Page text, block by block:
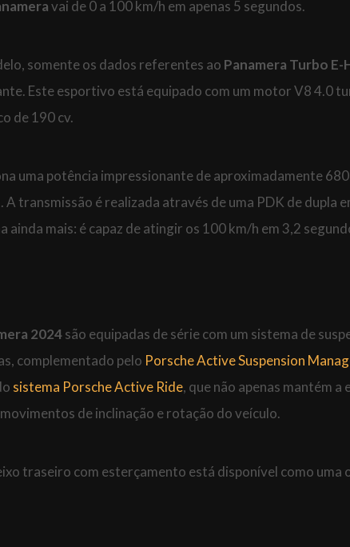
vai de 0 a 100 km/h em apenas 5 segundos.
somente os dados referentes ao Panamera Turbo E-
Este esportivo está equipado com um motor V8 4.0
de 190 cv.
uma potência impressionante de aproximadamente 680
transmissão é realizada através de uma PDK de dupla
mais: é capaz de atingir os 100 km/h em 3,2
2024são equipadas de série com um sistema de
complementado pelo Porsche Active Suspension
sistema Porsche Active Ride, que não apenas mantém a
de inclinação e rotação do veículo.
traseiro com esterçamento está disponível como uma